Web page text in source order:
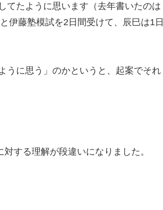
てたように思います（去年書いたのは
伊藤塾模試を2日間受けて、辰巳は1日
うに思う」のかというと、起案でそれ
する理解が段違いになりました。